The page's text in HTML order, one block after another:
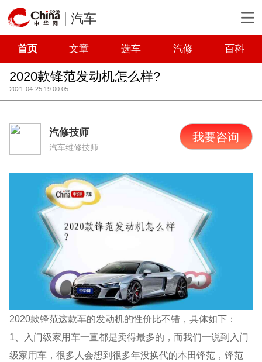
汽车
首页 文章 选车 汽修 百科
2020款锋范发动机怎么样?
2021-04-25 19:00:05
汽修技师
汽车维修技师
我要咨询
2020款锋范这款车的发动机的性价比不错，具体如下：
1、入门级家用车一直都是卖得最多的，而我们一说到入门
级家用车，很多人会想到很多年没换代的本田锋范，锋范